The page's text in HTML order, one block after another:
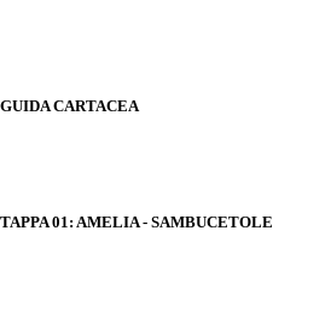
GUIDA CARTACEA
TAPPA 01: AMELIA - SAMBUCETOLE